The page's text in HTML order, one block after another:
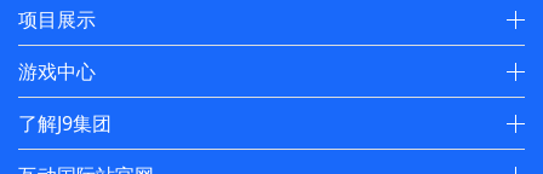
项目展示
游戏中心
了解J9集团